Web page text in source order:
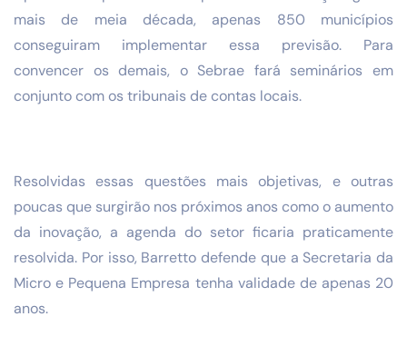
mais de meia década, apenas 850 municípios
conseguiram implementar essa previsão. Para
convencer os demais, o Sebrae fará seminários em
conjunto com os tribunais de contas locais.
Resolvidas essas questões mais objetivas, e outras
poucas que surgirão nos próximos anos como o aumento
da inovação, a agenda do setor ficaria praticamente
resolvida. Por isso, Barretto defende que a Secretaria da
Micro e Pequena Empresa tenha validade de apenas 20
anos.